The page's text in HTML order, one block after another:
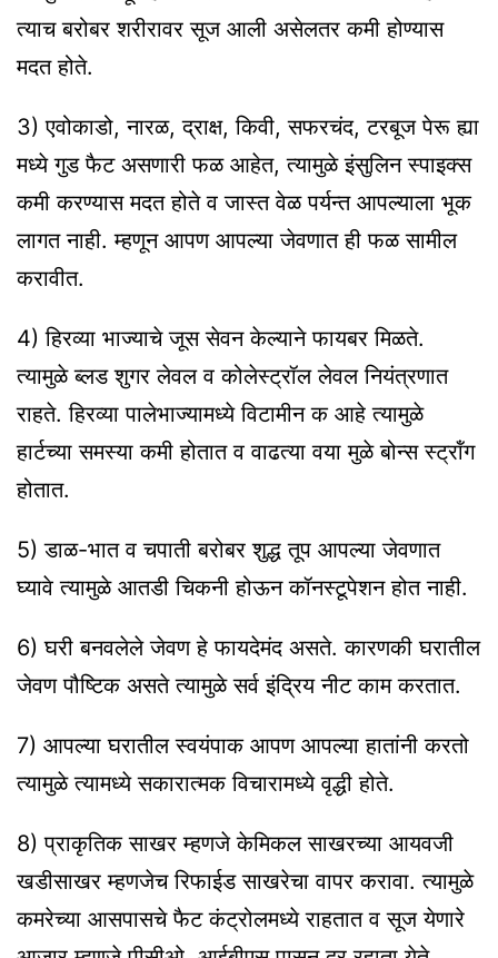
त्याच बरोबर शरीरावर सूज आली असेलतर कमी होण्यास
मदत होते.
3) एवोकाडो, नारळ, द्राक्ष, किवी, सफरचंद, टरबूज पेरू ह्या
मध्ये गुड फैट असणारी फळ आहेत, त्यामुळे इंसुलिन स्पाइक्स
कमी करण्यास मदत होते व जास्त वेळ पर्यन्त आपल्याला भूक
लागत नाही. म्हणून आपण आपल्या जेवणात ही फळ सामील
करावीत.
4) हिरव्या भाज्याचे जूस सेवन केल्याने फायबर मिळते.
त्यामुळे ब्लड शुगर लेवल व कोलेस्ट्रॉल लेवल नियंत्रणात
राहते. हिरव्या पालेभाज्यामध्ये विटामीन क आहे त्यामुळे
हार्टच्या समस्या कमी होतात व वाढत्या वया मुळे बोन्स स्ट्रॉंग
होतात.
5) डाळ-भात व चपाती बरोबर शुद्ध तूप आपल्या जेवणात
घ्यावे त्यामुळे आतडी चिकनी होऊन कॉनस्टूपेशन होत नाही.
6) घरी बनवलेले जेवण हे फायदेमंद असते. कारणकी घरातील
जेवण पौष्टिक असते त्यामुळे सर्व इंद्रिय नीट काम करतात.
7) आपल्या घरातील स्वयंपाक आपण आपल्या हातांनी करतो
त्यामुळे त्यामध्ये सकारात्मक विचारामध्ये वृद्धी होते.
8) प्राकृतिक साखर म्हणजे केमिकल साखरच्या आयवजी
खडीसाखर म्हणजेच रिफाईड साखरेचा वापर करावा. त्यामुळे
कमरेच्या आसपासचे फैट कंट्रोलमध्ये राहतात व सूज येणारे